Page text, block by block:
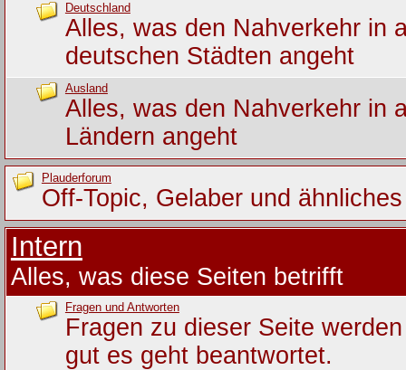
Deutschland
Alles, was den Nahverkehr in
deutschen Städten angeht
Ausland
Alles, was den Nahverkehr in
Ländern angeht
Plauderforum
Off-Topic, Gelaber und ähnliches
Intern
Alles, was diese Seiten betrifft
Fragen und Antworten
Fragen zu dieser Seite
gut es geht beantwortet.